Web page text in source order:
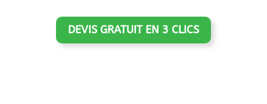
DEVIS GRATUIT EN 3 CLICS